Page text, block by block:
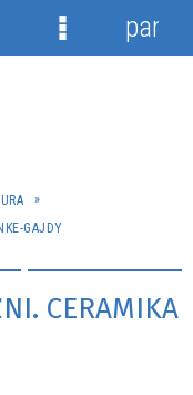
GAJDY
CERAMIKA
Menu
panel